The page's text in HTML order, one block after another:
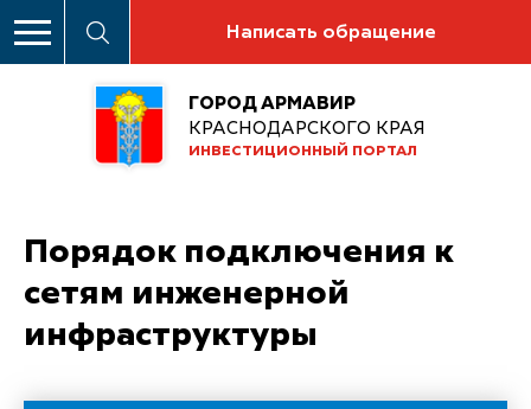
Написать обращение
ГОРОД АРМАВИР
КРАСНОДАРСКОГО КРАЯ
ИНВЕСТИЦИОННЫЙ ПОРТАЛ
Порядок подключения к
сетям инженерной
инфраструктуры